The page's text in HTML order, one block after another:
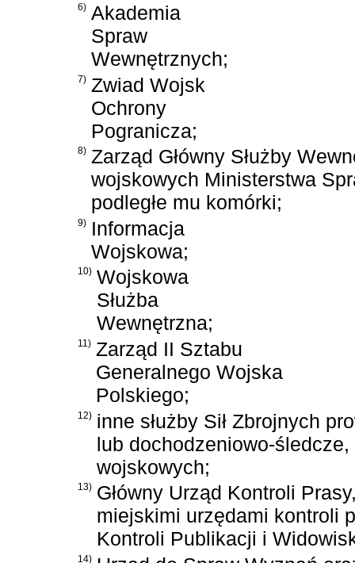
6) Akademia
Spraw
Wewnętrznych;
7) Zwiad Wojsk
Ochrony
Pogranicza;
8) Zarząd Główny Służby
wojskowych Ministerstwa
podległe mu komórki;
9) Informacja
Wojskowa;
10) Wojskowa
Służba
Wewnętrzna;
11) Zarząd II Sztabu
Generalnego Wojska
Polskiego;
12) inne służby Sił Zbrojnych
lub dochodzeniowo-
wojskowych;
13) Główny Urząd Kontroli
miejskimi urzędami kontroli
Kontroli Publikacji i
14)